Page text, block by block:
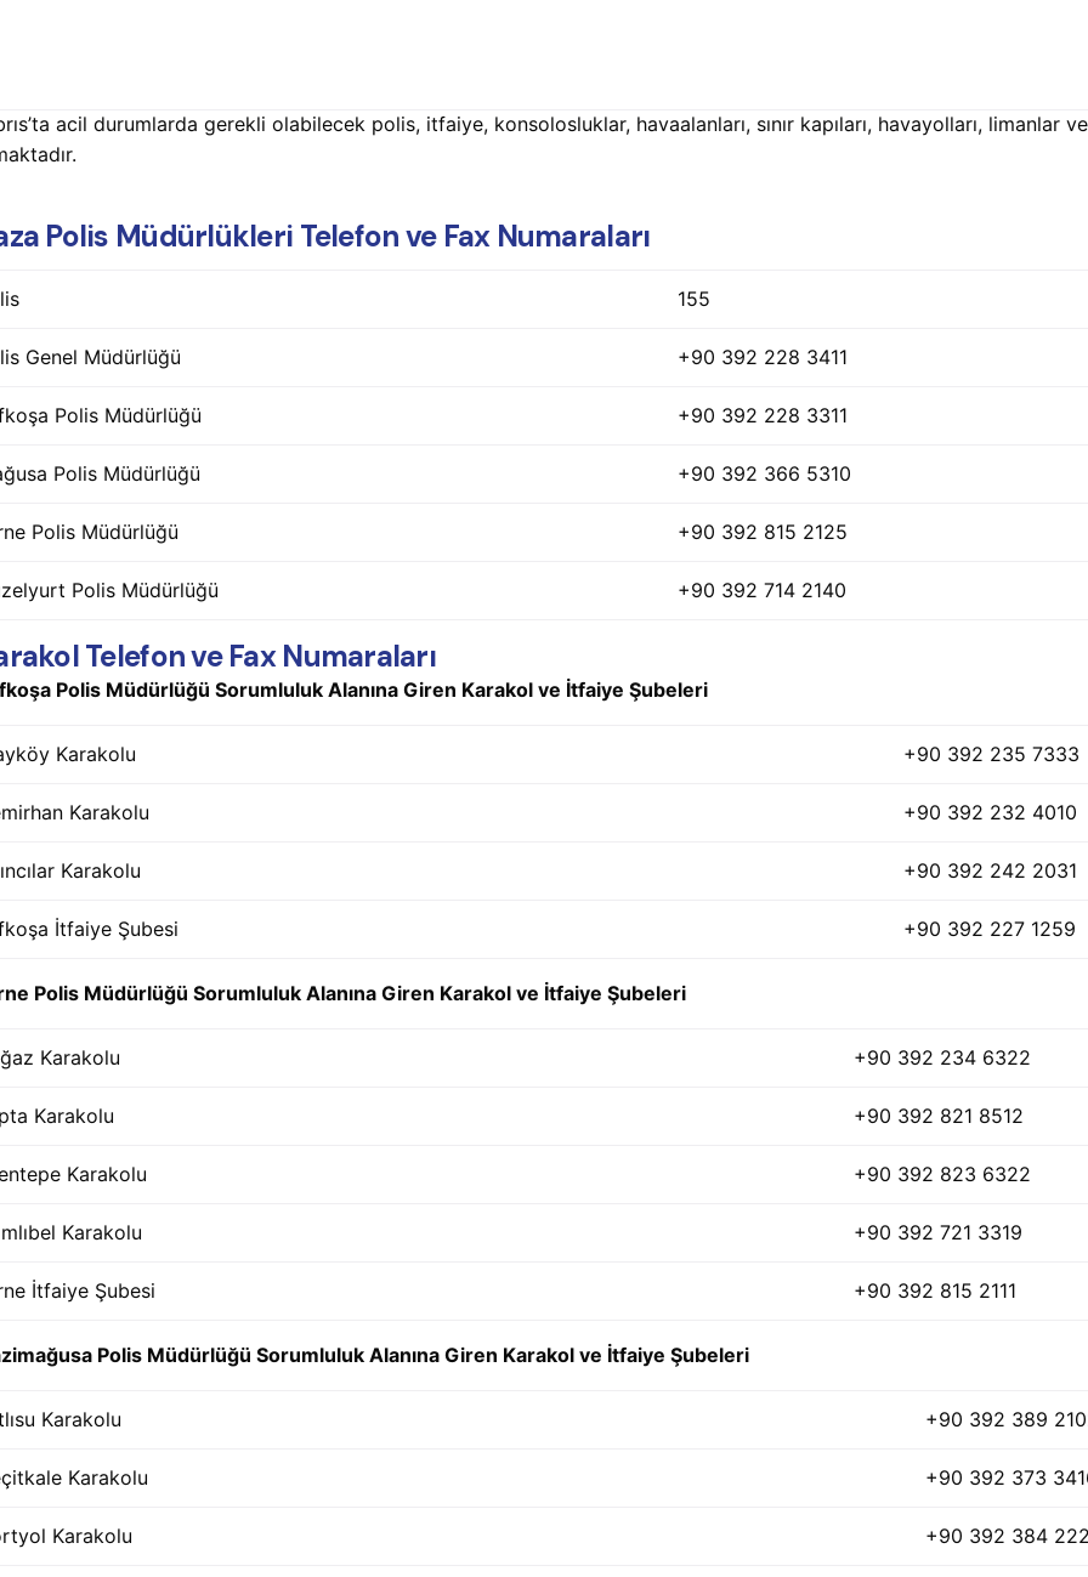
acil durumlarda gerekli olabilecek polis, itfaiye, konsolosluklar, havaalanları, sınır kapıları, havayolları, limanlar
Polis Müdürlükleri Telefon ve Fax Numaraları
155
Genel Müdürlüğü +90 392 228 3411
Polis Müdürlüğü +90 392 228 3311
Polis Müdürlüğü +90 392 366 5310
Polis Müdürlüğü +90 392 815 2125
Polis Müdürlüğü +90 392 714 2140
Telefon ve Fax Numaraları
Polis Müdürlüğü Sorumluluk Alanına Giren Karakol ve İtfaiye Şubeleri
Karakolu +90 392 235 7333
Karakolu +90 392 232 4010
Karakolu +90 392 242 2031
İtfaiye Şubesi +90 392 227 1259
Polis Müdürlüğü Sorumluluk Alanına Giren Karakol ve İtfaiye Şubeleri
Karakolu +90 392 234 6322
Karakolu +90 392 821 8512
Karakolu +90 392 823 6322
Karakolu +90 392 721 3319
İtfaiye Şubesi +90 392 815 2111
Polis Müdürlüğü Sorumluluk Alanına Giren Karakol ve İtfaiye Şubeleri
Karakolu +90 392 389
Karakolu +90 392 373
Karakolu +90 392 384